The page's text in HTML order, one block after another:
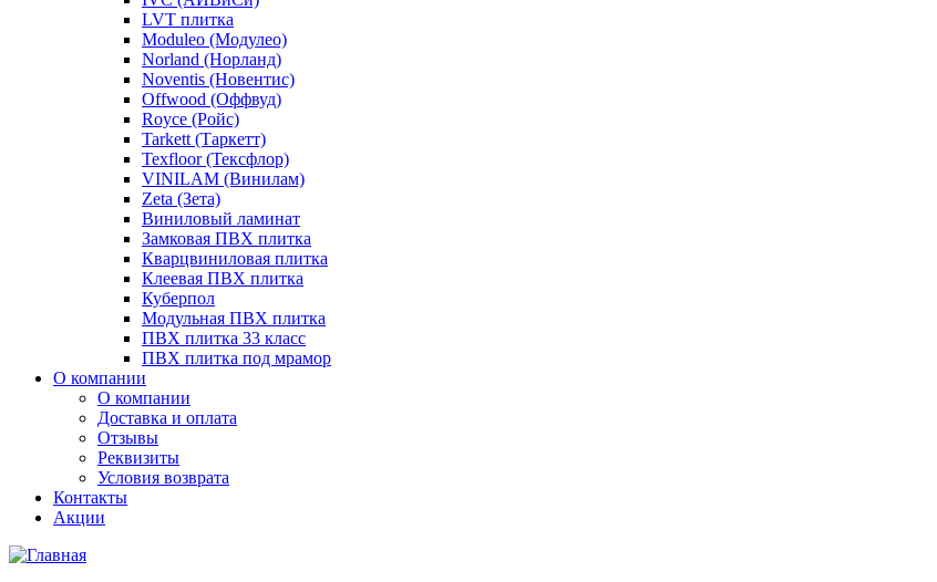
LVT плитка
Moduleo (Модулео)
Norland (Норланд)
Noventis (Новентис)
Offwood (Оффвуд)
Royce (Ройс)
Tarkett (Таркетт)
Texfloor (Тексфлор)
VINILAM (Винилам)
Zeta (Зета)
Виниловый ламинат
Замковая ПВХ плитка
Кварцвиниловая плитка
Клеевая ПВХ плитка
Куберпол
Модульная ПВХ плитка
ПВХ плитка 33 класс
ПВХ плитка под мрамор
О компании
О компании
Доставка и оплата
Отзывы
Реквизиты
Условия возврата
Контакты
Акции